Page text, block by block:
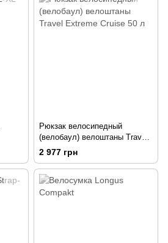
Рюкзак велосипедный
(велобаул) велоштаны Travel
Extreme Cruise 50 л
2 977 грн